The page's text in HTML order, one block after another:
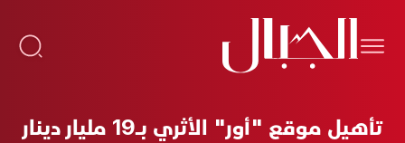
تأهيل موقع "أور" الأثري بـ19 مليار دينار